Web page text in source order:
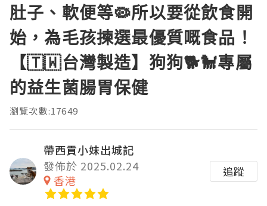
肚子、軟便等🦠所以要從飲食開
始，為毛孩揀選最優質嘅食品！
【🇹🇼台灣製造】狗狗🐕🐩專屬
的益生菌腸胃保健
瀏覽次數:17649
帶西貢小妹出城記
發佈於 2025.02.24
香港
追蹤